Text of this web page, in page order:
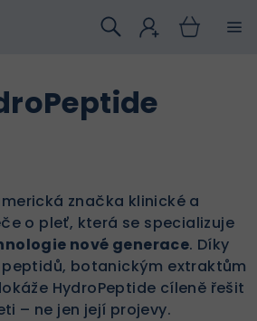
značka klinické a
o pleť, která se specializuje
nové generace. Díky
botanickým extraktům
HydroPeptide cíleně řešit
– ne jen její projevy.